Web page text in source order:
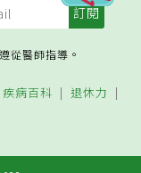
從醫師指導。
疾病百科
退休力